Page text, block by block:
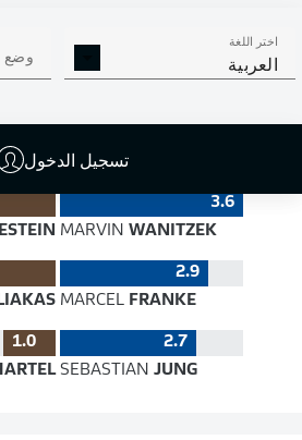
اختر اللغة
العربية وضع
تسجيل الدخول
340
79 % الدقة
جودة التمرير
3.6
MARVIN WANITZEK
2.9
MARCELFRANKE
2.7
1.0
SEBASTIAN JUNG